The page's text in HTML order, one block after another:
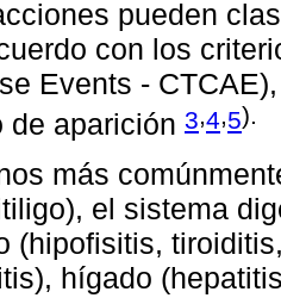
pueden
con los
Events -
de aparición 3,4,5).
más
el sistema
(hipofisitis,
hígado